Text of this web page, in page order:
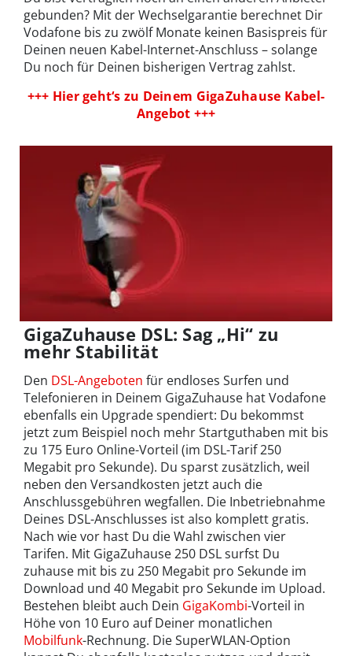
gebunden? Mit der Wechselgarantie berechnet Dir
Vodafone bis zu zwölf Monate keinen Basispreis für
Deinen neuen Kabel-Internet-Anschluss – solange
Du noch für Deinen bisherigen Vertrag zahlst.
+++ Hier geht‘s zu Deinem GigaZuhause Kabel-
Angebot +++
GigaZuhause DSL: Sag „Hi“ zu
mehr Stabilität
Den DSL-Angeboten für endloses Surfen und
Telefonieren in Deinem GigaZuhause hat Vodafone
ebenfalls ein Upgrade spendiert: Du bekommst
jetzt zum Beispiel noch mehr Startguthaben mit bis
zu 175 Euro Online-Vorteil (im DSL-Tarif 250
Megabit pro Sekunde). Du sparst zusätzlich, weil
neben den Versandkosten jetzt auch die
Anschlussgebühren wegfallen. Die Inbetriebnahme
Deines DSL-Anschlusses ist also komplett gratis.
Nach wie vor hast Du die Wahl zwischen vier
Tarifen. Mit GigaZuhause 250 DSL surfst Du
zuhause mit bis zu 250 Megabit pro Sekunde im
Download und 40 Megabit pro Sekunde im Upload.
Bestehen bleibt auch Dein GigaKombi-Vorteil in
Höhe von 10 Euro auf Deiner monatlichen
Mobilfunk-Rechnung. Die SuperWLAN-Option